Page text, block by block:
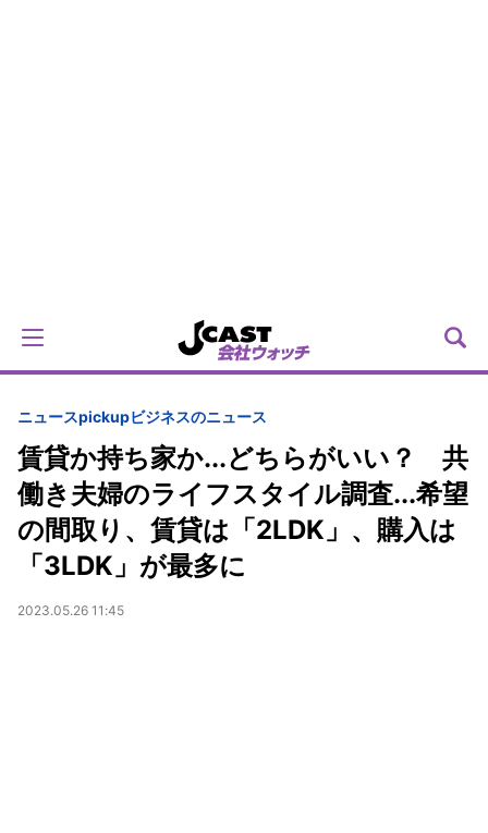
ニュースpickupビジネスのニュース
賃貸か持ち家か...どちらがいい？ 共
働き夫婦のライフスタイル調査...希望
の間取り、賃貸は「2LDK」、購入は
「3LDK」が最多に
2023.05.26 11:45